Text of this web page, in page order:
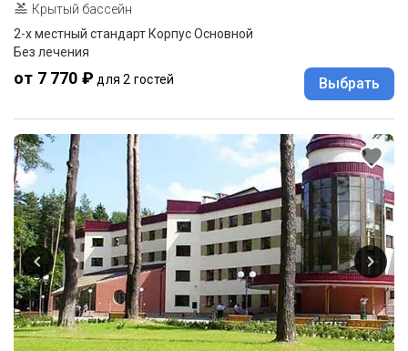
Крытый бассейн
2-x местный стандарт Корпус Основной
Без лечения
от 7 770 ₽ для 2 гостей Выбрать